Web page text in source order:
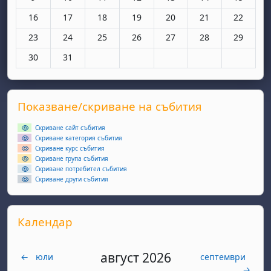
Няма събития, понеделник, 16 март
16 Няма събития, вторник, 17 март
17 Няма събития, сряда, 18 март
18 Няма събития, четвъртък, 19
19 Няма събития, петък, 20
20 Няма събития,
21 Няма
22
Няма събития, понеделник, 23 март
23 Няма събития, вторник, 24 март
24 Няма събития, сряда, 25 март
25 Няма събития, четвъртък, 26
26 Няма събития, петък, 27
27 Няма събития,
28 Няма
29
Няма събития, понеделник, 30 март
30 Няма събития, вторник, 31 март
31
Supplementary blocks
Прескочи Показване/скриване на събития
Показване/скриване на събития
Скриване сайт събития
Скриване категория събития
Скриване курс събития
Скриване група събития
Скриване потребител събития
Скриване други събития
Прескочи Календар
Календар
← юли август 2026
септември